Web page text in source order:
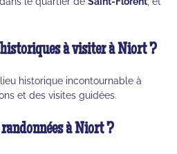
à visiter à Niort ?
historique incontournable à
et des visites guidées.
à Niort ?